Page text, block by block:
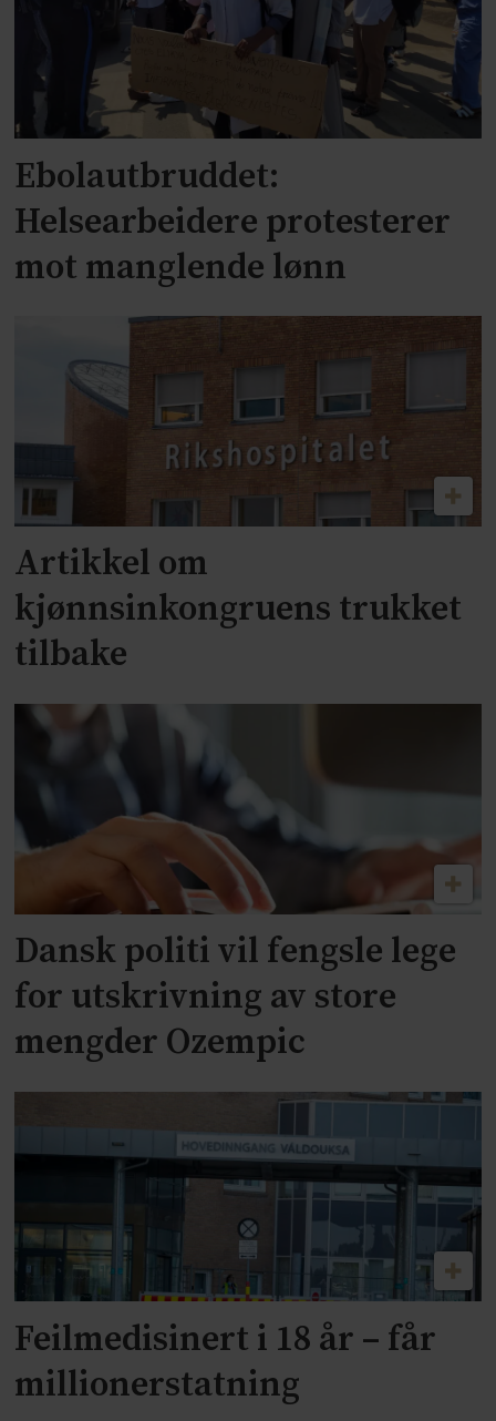
Ebolautbruddet:
Helsearbeidere protesterer
mot manglende lønn
Artikkel om
kjønnsinkongruens trukket
tilbake
Dansk politi vil fengsle lege
for utskrivning av store
mengder Ozempic
Feilmedisinert i 18 år – får
millionerstatning